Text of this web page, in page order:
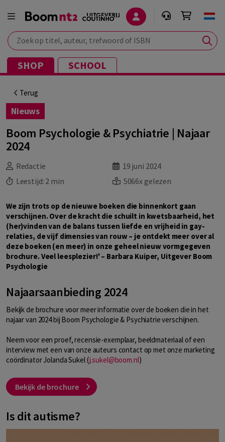
Zoek op titel, auteur, trefwoord of ISBN
SHOP SCHOOL
Terug
Nieuws
Boom Psychologie & Psychiatrie | Najaar
2024
Redactie
19 juni 2024
Leestijd: 2 min 5066x gelezen
We zijn trots op de nieuwe boeken die binnenkort gaan
verschijnen. Over de kracht die schuilt in kwetsbaarheid, het
(her)vinden van de balans tussen liefde en vrijheid in gay-
relaties, de vijf dimensies van rouw – je ontdekt meer over al
deze boeken (en meer) in onze geheel nieuw vormgegeven
brochure. Veel leesplezier!' – Barbara Kuiper, Uitgever Boom
Psychologie
Najaarsaanbieding 2024
Bekijk de brochure voor meer informatie over de boeken die in het
najaar van 2024 bij Boom Psychologie & Psychiatrie verschijnen.
Neem voor een proef, recensie-exemplaar, beeldmateriaal of een
interview met een van onze auteurs contact op met onze marketing
coördinator Jolanda Sukel (j.sukel@boom.nl)
Bekijk de brochure
Is dit autisme?